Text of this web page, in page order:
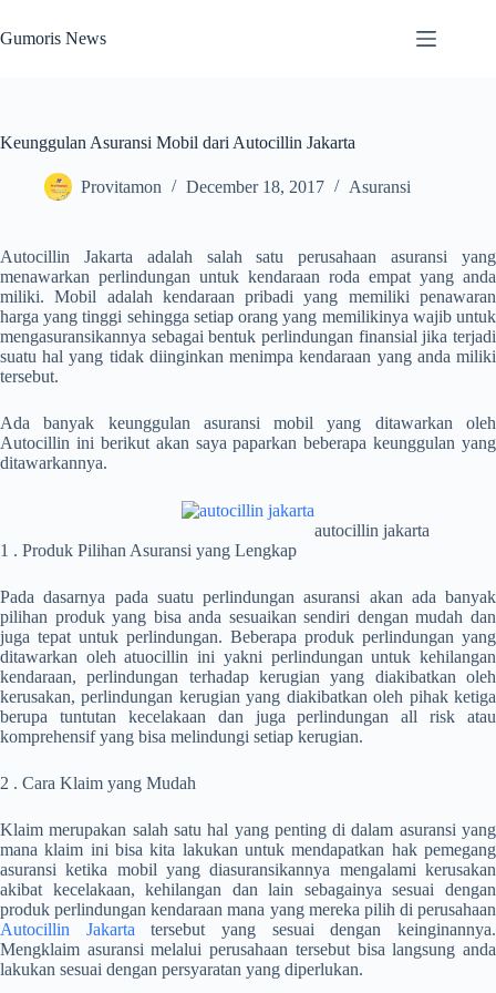
to
content
Gumoris News
Keunggulan Asuransi Mobil dari Autocillin Jakarta
Provitamon December 18, 2017 Asuransi
Autocillin Jakarta adalah salah satu perusahaan asuransi yang
menawarkan perlindungan untuk kendaraan roda empat yang anda
miliki. Mobil adalah kendaraan pribadi yang memiliki penawaran
harga yang tinggi sehingga setiap orang yang memilikinya wajib untuk
mengasuransikannya sebagai bentuk perlindungan finansial jika terjadi
suatu hal yang tidak diinginkan menimpa kendaraan yang anda miliki
tersebut.
Ada banyak keunggulan asuransi mobil yang ditawarkan oleh
Autocillin ini berikut akan saya paparkan beberapa keunggulan yang
ditawarkannya.
autocillin jakarta
1 . Produk Pilihan Asuransi yang Lengkap
Pada dasarnya pada suatu perlindungan asuransi akan ada banyak
pilihan produk yang bisa anda sesuaikan sendiri dengan mudah dan
juga tepat untuk perlindungan. Beberapa produk perlindungan yang
ditawarkan oleh atuocillin ini yakni perlindungan untuk kehilangan
kendaraan, perlindungan terhadap kerugian yang diakibatkan oleh
kerusakan, perlindungan kerugian yang diakibatkan oleh pihak ketiga
berupa tuntutan kecelakaan dan juga perlindungan all risk atau
komprehensif yang bisa melindungi setiap kerugian.
2 . Cara Klaim yang Mudah
Klaim merupakan salah satu hal yang penting di dalam asuransi yang
mana klaim ini bisa kita lakukan untuk mendapatkan hak pemegang
asuransi ketika mobil yang diasuransikannya mengalami kerusakan
akibat kecelakaan, kehilangan dan lain sebagainya sesuai dengan
produk perlindungan kendaraan mana yang mereka pilih di perusahaan
Autocillin Jakarta
tersebut yang sesuai dengan keinginannya.
Mengklaim asuransi melalui perusahaan tersebut bisa langsung anda
lakukan sesuai dengan persyaratan yang diperlukan.